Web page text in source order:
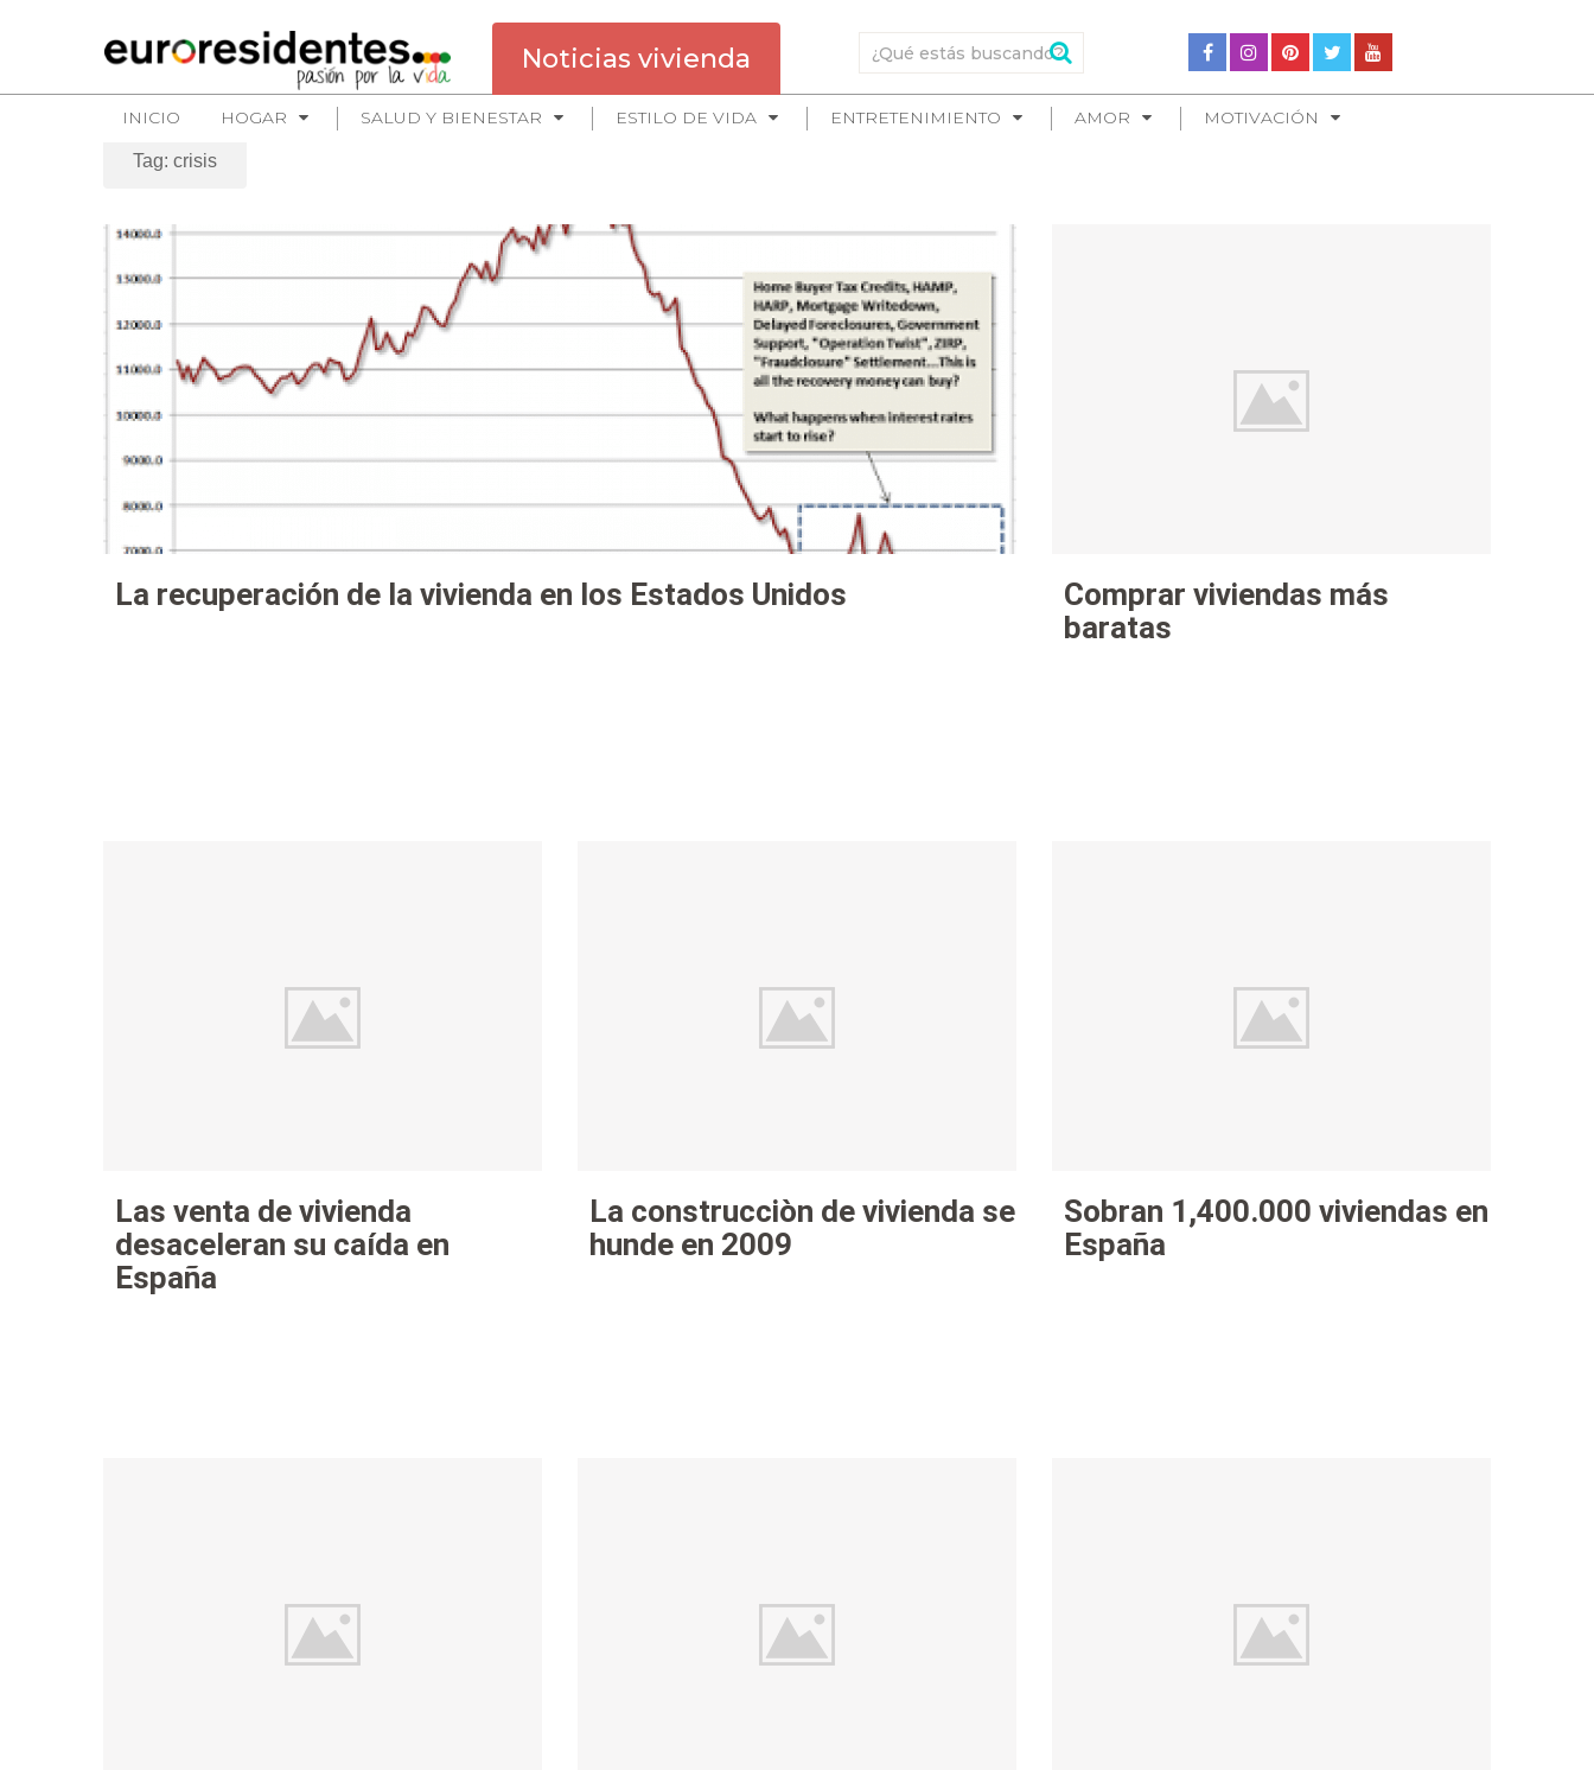
Noticias vivienda
INICIO HOGAR SALUD Y BIENESTAR ESTILO DE VIDA ENTRETENIMIENTO AMOR MOTIVACIÓN
Tag: crisis
La recuperación de la vivienda en los Estados Unidos
Comprar viviendas más
baratas
Las venta de vivienda
desaceleran su caída en
España
La construcciòn de vivienda se
hunde en 2009
Sobran 1,400.000 viviendas en
España